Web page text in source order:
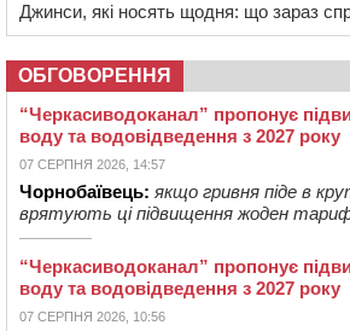
Джинси, які носять щодня: що зараз
ОБГОВОРЕННЯ
“Черкасиводоканал” пропонує
воду та водовідведення з 2027 року
07 СЕРПНЯ 2026, 14:57
Чорнобаївець: якщо гривня піде в
врятують ці підвищення жоден
“Черкасиводоканал” пропонує
воду та водовідведення з 2027 року
07 СЕРПНЯ 2026, 10:56